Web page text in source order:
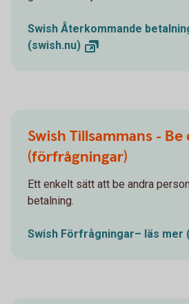
Swish Återkommande
(swish.nu)
Swish Tillsammans - Be
(förfrågningar)
Ett enkelt sätt att be andra
betalning.
Swish Förfrågningar– läs mer